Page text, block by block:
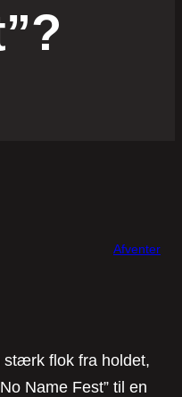
Afventer
stærk flok fra holdet,
Name Fest” til en